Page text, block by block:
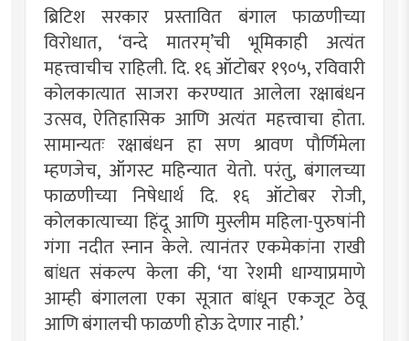
ब्रिटिश सरकार प्रस्तावित बंगाल फाळणीच्या
विरोधात, ‘वन्दे मातरम्’ची भूमिकाही अत्यंत
महत्त्वाचीच राहिली. दि. १६ ऑटोबर १९०५, रविवारी
कोलकात्यात साजरा करण्यात आलेला रक्षाबंधन
उत्सव, ऐतिहासिक आणि अत्यंत महत्त्वाचा होता.
सामान्यतः रक्षाबंधन हा सण श्रावण पौर्णिमेला
म्हणजेच, ऑगस्ट महिन्यात येतो. परंतु, बंगालच्या
फाळणीच्या निषेधार्थ दि. १६ ऑटोबर रोजी,
कोलकात्याच्या हिंदू आणि मुस्लीम महिला-पुरुषांनी
गंगा नदीत स्नान केले. त्यानंतर एकमेकांना राखी
बांधत संकल्प केला की, ‘या रेशमी धाग्याप्रमाणे
आम्ही बंगालला एका सूत्रात बांधून एकजूट ठेवू
आणि बंगालची फाळणी होऊ देणार नाही.’